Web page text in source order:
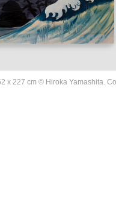
x 227 cm © Hiroka Yamashita.